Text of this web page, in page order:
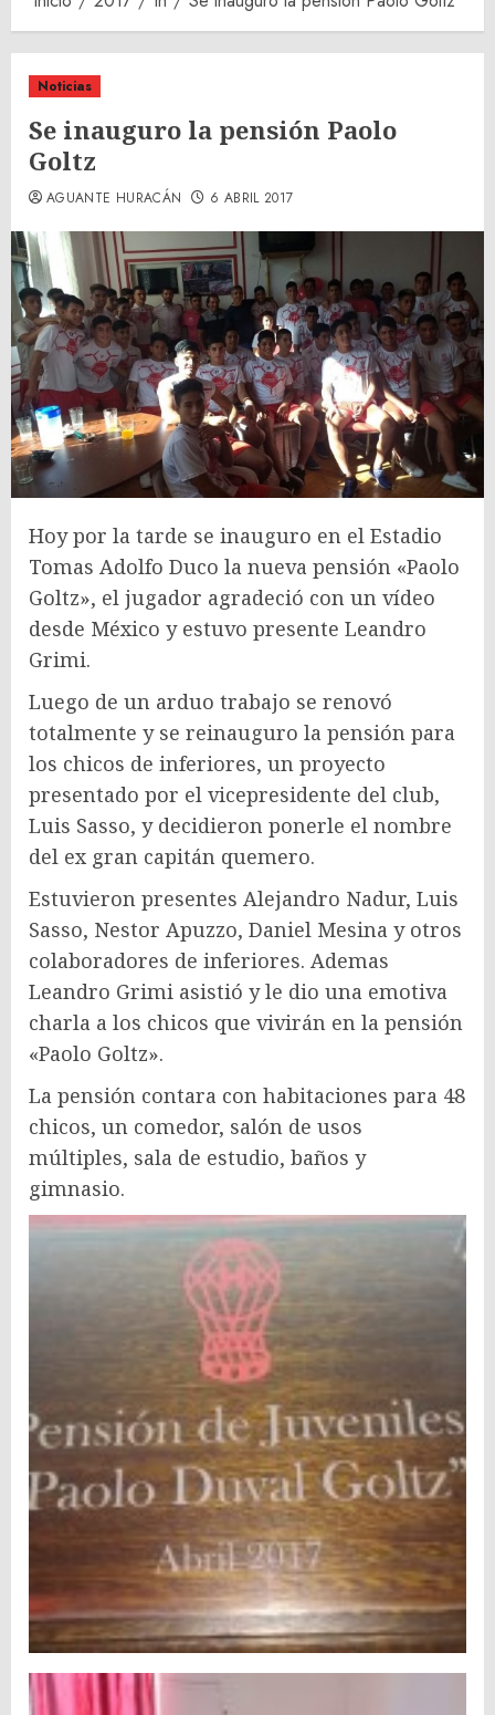
Noticias
Se inauguro la pensión Paolo
Goltz
AGUANTE HURACÁN 6 ABRIL 2017
Hoy por la tarde se inauguro en el Estadio
Tomas Adolfo Duco la nueva pensión «Paolo
Goltz», el jugador agradeció con un vídeo
desde México y estuvo presente Leandro
Grimi.
Luego de un arduo trabajo se renovó
totalmente y se reinauguro la pensión para
los chicos de inferiores, un proyecto
presentado por el vicepresidente del club,
Luis Sasso, y decidieron ponerle el nombre
del ex gran capitán quemero.
Estuvieron presentes Alejandro Nadur, Luis
Sasso, Nestor Apuzzo, Daniel Mesina y otros
colaboradores de inferiores. Ademas
Leandro Grimi asistió y le dio una emotiva
charla a los chicos que vivirán en la pensión
«Paolo Goltz».
La pensión contara con habitaciones para 48
chicos, un comedor, salón de usos
múltiples, sala de estudio, baños y
gimnasio.